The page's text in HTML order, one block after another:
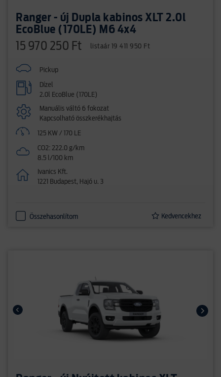
Ranger - új Dupla kabinos XLT 2.0l
EcoBlue (170LE) M6 4x4
15 970 250 Ft listaár 19 411 950 Ft
Pickup
Dízel
2.0l EcoBlue (170LE)
Manuális váltó 6 fokozat
Kapcsolható összkerékhajtás
125 KW / 170 LE
CO2: 222.0 g/km
8.5 l/100 km
Ivanics Kft.
1221 Budapest, Hajó u. 3
Összehasonlítom Kedvencekhez